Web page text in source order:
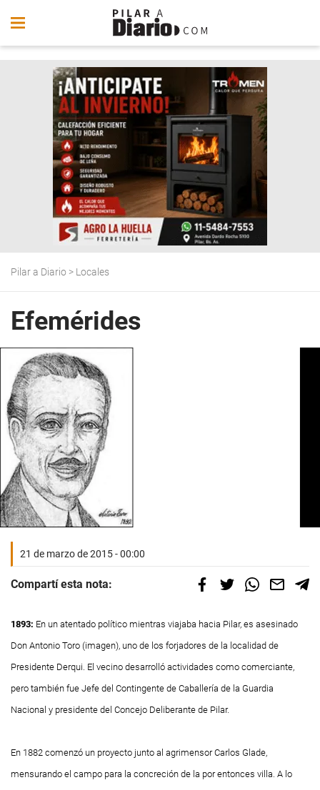
Pilar a Diario > Locales
Efemérides
21 de marzo de 2015 - 00:00
Compartí esta nota:
1893: En un atentado político mientras viajaba hacia Pilar, es asesinado
Don Antonio Toro (imagen), uno de los forjadores de la localidad de
Presidente Derqui. El vecino desarrolló actividades como comerciante,
pero también fue Jefe del Contingente de Caballería de la Guardia
Nacional y presidente del Concejo Deliberante de Pilar.
En 1882 comenzó un proyecto junto al agrimensor Carlos Glade,
mensurando el campo para la concreción de la por entonces villa. A lo